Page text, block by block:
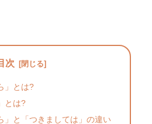
次
」とは?
とは?
」と「つきましては」の違い